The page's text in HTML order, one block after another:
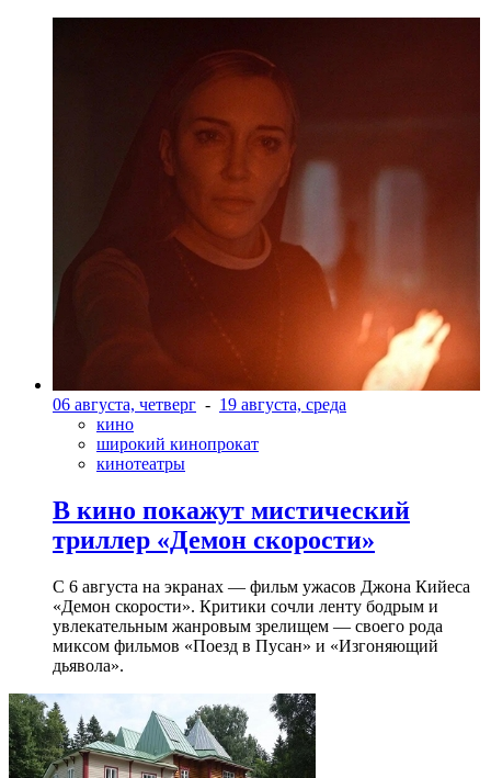
06 августа, четверг - 19 августа, среда
кино
широкий кинопрокат
кинотеатры
В кино покажут мистический
триллер «Демон скорости»
С 6 августа на экранах — фильм ужасов Джона Кийеса
«Демон скорости». Критики сочли ленту бодрым и
увлекательным жанровым зрелищeм — своего рода
миксом фильмов «Поезд в Пусан» и «Изгоняющий
дьявола».